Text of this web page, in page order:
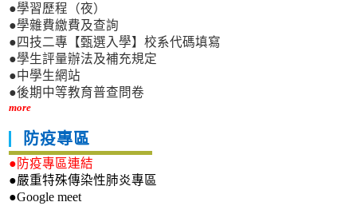
●學習歷程（夜）
●學雜費繳費及查詢
●四技二專【甄選入學】校系代碼填寫
●學生評量辦法及補充規定
●中學生網站
●後期中等教育普查問卷
more
防疫專區
●防疫專區連結
●嚴重特殊傳染性肺炎專區
●Google meet